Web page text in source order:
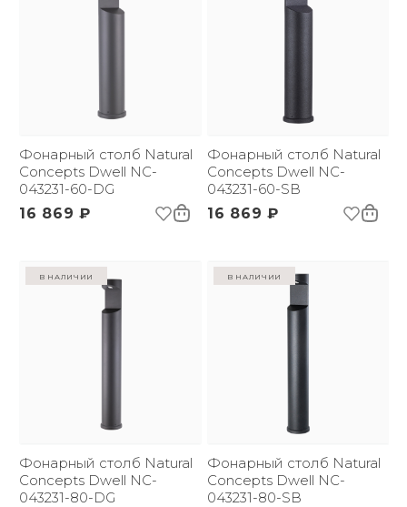
Фонарный столб Natural
Concepts Dwell NC-
043231-60-DG
16 869 ₽
Фонарный столб Natural
Concepts Dwell NC-
043231-60-SB
16 869 ₽
в наличии
Фонарный столб Natural
Concepts Dwell NC-
043231-80-DG
в наличии
Фонарный столб Natural
Concepts Dwell NC-
043231-80-SB